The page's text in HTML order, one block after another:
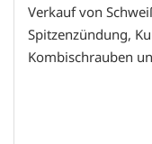
Verkauf von
Spitzenzündung,
Kombischrauben